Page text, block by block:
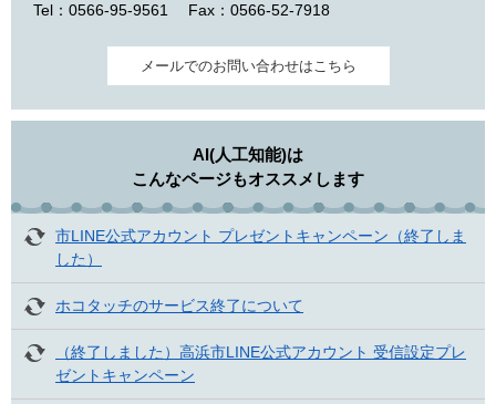
Tel：0566-95-9561
Fax：0566-52-7918
メールでのお問い合わせはこちら
AI(人工知能)は
こんなページもオススメします
市LINE公式アカウント プレゼントキャンペーン（終了しま
した）
ホコタッチのサービス終了について
（終了しました）高浜市LINE公式アカウント 受信設定プレ
ゼントキャンペーン